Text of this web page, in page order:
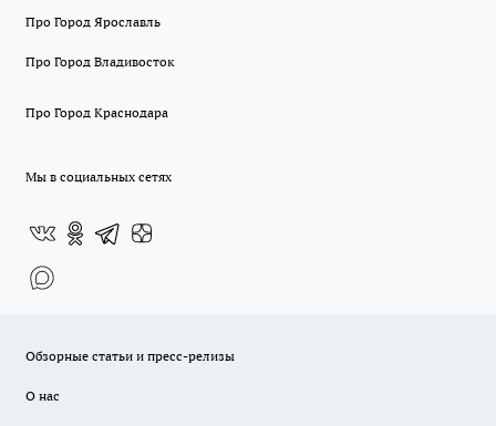
Про Город Ярославль
Про Город Владивосток
Про Город Краснодара
Мы в социальных сетях
Обзорные статьи и пресс-релизы
О нас